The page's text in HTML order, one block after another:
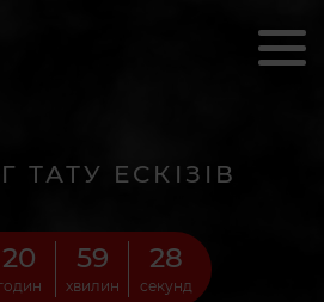
ТАТУ ЕСКІЗІВ
20 59
хвилин
26
секунд